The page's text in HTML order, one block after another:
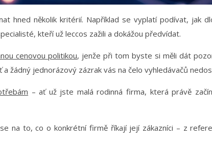
hned několik kritérií. Například se vyplatí podívat, jak
kteří už leccos zažili a dokážou předvídat.
cenovou politikou, jenže při tom byste si měli dát
žádný jednorázový zázrak vás na čelo vyhledávačů
– ať už jste malá rodinná firma, která právě
na to, co o konkrétní firmě říkají její zákazníci – z